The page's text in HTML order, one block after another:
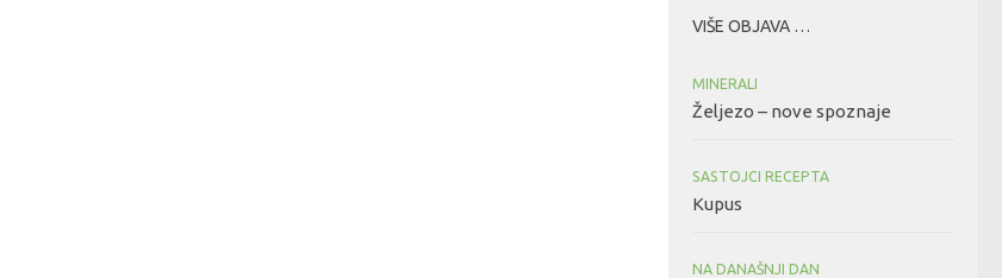
VIŠE OBJAVA …
MINERALI
Željezo – nove spoznaje
SASTOJCI RECEPTA
Kupus
NA DANAŠNJI DAN